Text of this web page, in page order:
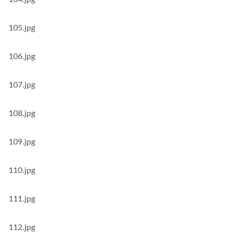
105.jpg
106.jpg
107.jpg
108.jpg
109.jpg
110.jpg
111.jpg
112.jpg